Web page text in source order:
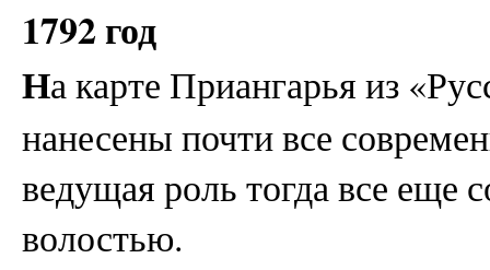
1792 год
На карте Приангарья из
нанесены почти все
ведущая роль тогда все еще
волостью.